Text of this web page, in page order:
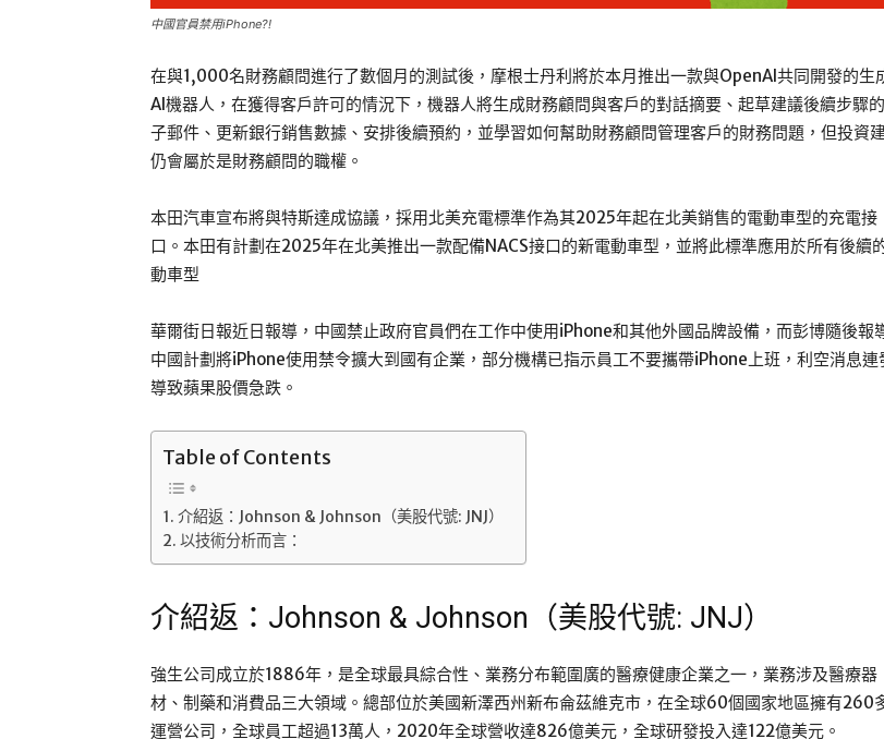
中國官員禁用iPhone?!
在與1,000名財務顧問進行了數個月的測試後，摩根士丹利將於本月推出一款與OpenAI共同開發的生
AI機器人，在獲得客戶許可的情況下，機器人將生成財務顧問與客戶的對話摘要、起草建議後續步驟
子郵件、更新銀行銷售數據、安排後續預約，並學習如何幫助財務顧問管理客戶的財務問題，但投資
仍會屬於是財務顧問的職權。
本田汽車宣布將與特斯達成協議，採用北美充電標準作為其2025年起在北美銷售的電動車型的充電接
口。本田有計劃在2025年在北美推出一款配備NACS接口的新電動車型，並將此標準應用於所有後續
動車型
華爾街日報近日報導，中國禁止政府官員們在工作中使用iPhone和其他外國品牌設備，而彭博隨後報
中國計劃將iPhone使用禁令擴大到國有企業，部分機構已指示員工不要攜帶iPhone上班，利空消息連
導致蘋果股價急跌。
Table of Contents
介紹返：Johnson & Johnson（美股代號: JNJ）
以技術分析而言：
介紹返：Johnson & Johnson（美股代號: JNJ）
強生公司成立於1886年，是全球最具綜合性、業務分布範圍廣的醫療健康企業之一，業務涉及醫療器
材、制藥和消費品三大領域。總部位於美國新澤西州新布侖茲維克市，在全球60個國家地區擁有260
運營公司，全球員工超過13萬人，2020年全球營收達826億美元，全球研發投入達122億美元。